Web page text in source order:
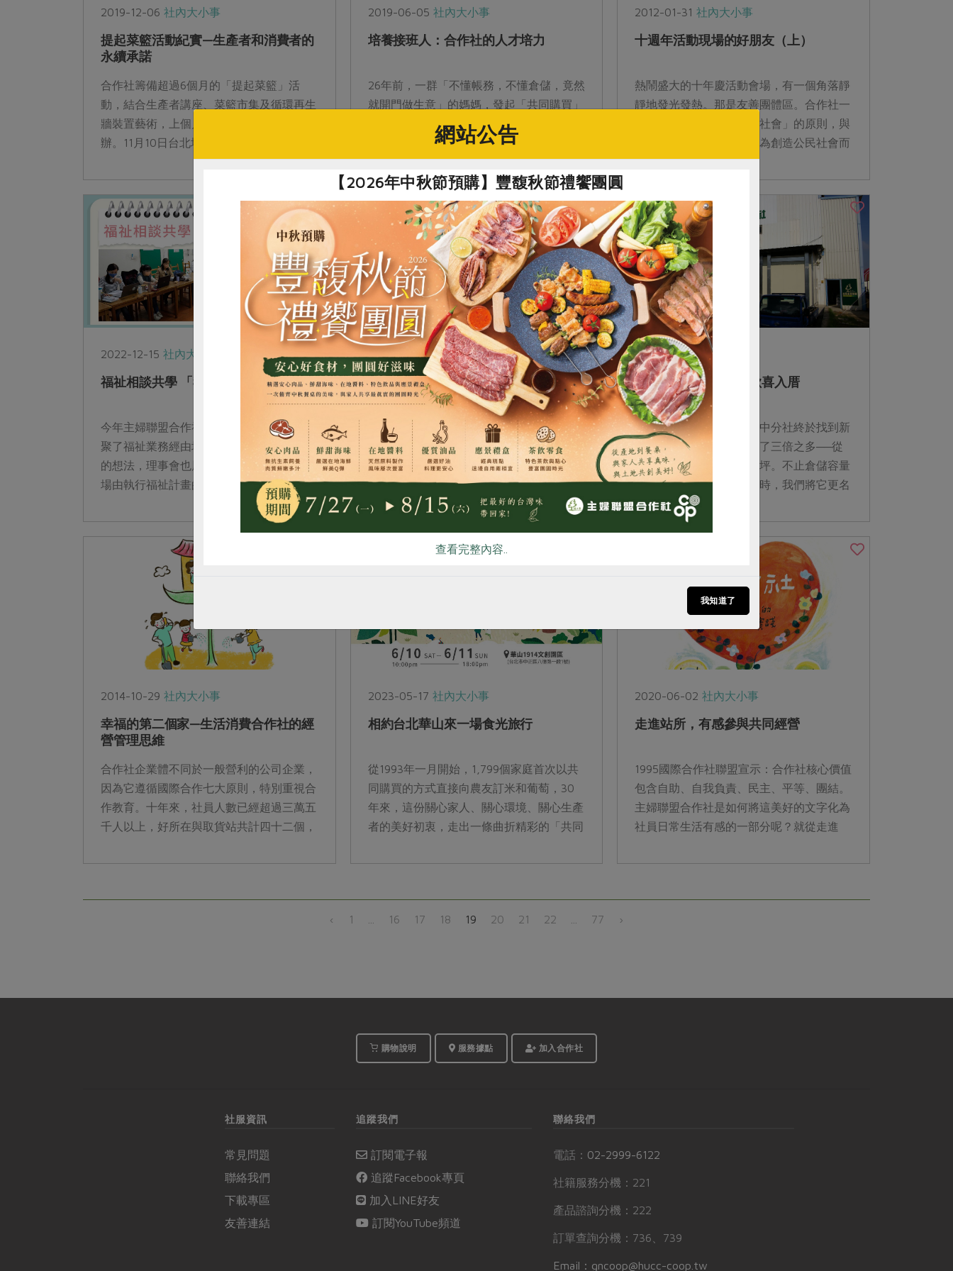
2019-12-06 社內大小事
提起菜籃活動紀實—生產者和消費者的
永續承諾
合作社籌備超過6個月的「提起菜籃」活
動，結合生產者講座、菜籃市集及循環再生
牆裝置藝術，上個月於台北、台中兩地舉
辦。11月10日台北場活動當天陽光普照，聽
完生產者演講，來到菜籃市集，更能清楚看
見產...
2019-06-05 社內大小事
培養接班人：合作社的人才培力
26年前，一群「不懂帳務，不懂倉儲，竟然
就開門做生意」的媽媽，發起「共同購買」
運動，在前輩們胼手胝足的帶領下，主婦聯
盟生活消費合作社發展到如今擁有7萬社
員、15億元利用額的規模。 組織成長...
2012-01-31社內大小事
十週年活動現場的好朋友（上）
熱鬧盛大的十年慶活動會場，有一個角落靜
靜地發光發熱。那是友善團體區。合作社一
路走來，秉持「關懷地區社會」的原則，與
各種理念相近的團體共同為創造公民社會而
努力。也許活動當天你匆匆走過、錯過了與
2022-12-15 社內大小事
福祉相談共學 「我們的共老藍圖」
今年主婦聯盟合作社的中長期計畫討論，凝
聚了福祉業務經由培訓學習進一步落實執行
的想法，理事會也展開兩場共學相談會；本
場由執行福祉計畫的幹部許君能與梁麗娟分
別報告站所空間改善與生活保健計畫進程，
社內相關業務職員也與會交流。
2024-11-19社內大小事 產品故事
動物好，你也好 動物也需要生活品質
英籍動物保育人士珍古德曾說：「唯有了
解，才會關心；唯有關心，才會行動；唯有
行動，生命才有希望。」蛋雞、乳牛、豬隻
雖是經濟動物，是否也該保障牠們的權利？
2012-02-29 社內大小事
中區物流中心啟動，歡喜入厝
經過歷時兩年的尋找，台中分社終於找到新
家。尤其，倉儲空間擴大了三倍之多──從
原來的兩百坪成長到六百坪。不止倉儲容量
擴大，動線也更清楚。同時，我們將它更名
為「中區物流中心」。...
2014-10-29 社內大小事
幸福的第二個家—生活消費合作社的經
營管理思維
合作社企業體不同於一般營利的公司企業，
因為它遵循國際合作七大原則，特別重視合
作教育。十年來，社員人數已經超過三萬五
千人以上，好所在與取貨站共計四十二個，
億元...
2023-05-17 社內大小事
相約台北華山來一場食光旅行
從1993年一月開始，1,799個家庭首次以共
同購買的方式直接向農友訂米和葡萄，30
年來，這份關心家人、關心環境、關心生產
者的美好初衷，走出一條曲折精彩的「共同
萬多個家庭的支持。
2020-06-02社內大小事
走進站所，有感參與共同經營
1995國際合作社聯盟宣示：合作社核心價值
包含自助、自我負責、民主、平等、團結。
主婦聯盟合作社是如何將這美好的文字化為
社員日常生活有感的一部分呢？就從走進
‹ 1 16 17 18 19 20 21 22 77 ›
購物說明 服務據點 加入合作社
社服資訊
常見問題
聯絡我們
下載專區
友善連結
追蹤我們
訂閱電子報
追蹤Facebook專頁
加入LINE好友
訂閱YouTube頻道
聯絡我們
電話： 02-2999-6122
社籍服務分機：221
產品諮詢分機：222
訂單查詢分機：736、739
Email：gncoop@hucc-coop.tw
惜食 RPET 食譜 減硝酸鹽 雞蛋 食安 共同購買
網站公告
【2026年中秋節預購】豐馥秋節禮饗團圓
查看完整內容..
我知道了